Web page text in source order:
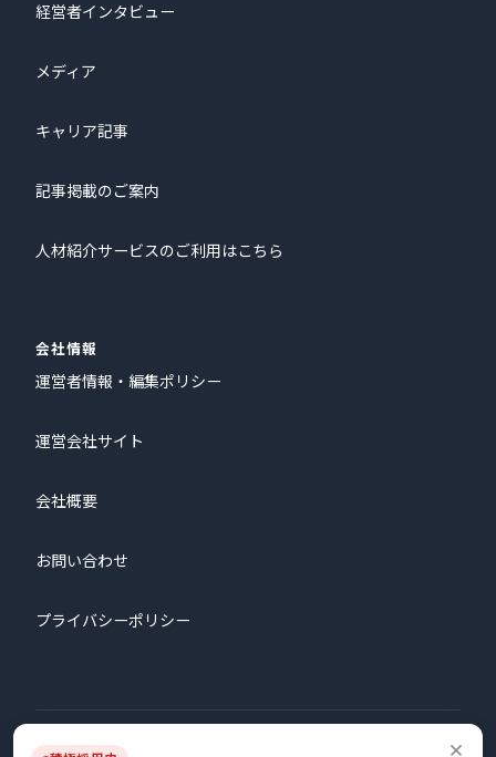
経営者インタビュー
メディア
キャリア記事
記事掲載のご案内
人材紹介サービスのご利用はこちら
会社情報
運営者情報・編集ポリシー
運営会社サイト
会社概要
お問い合わせ
プライバシーポリシー